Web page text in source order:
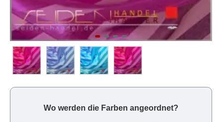
Wo werden die Farben angeordnet?